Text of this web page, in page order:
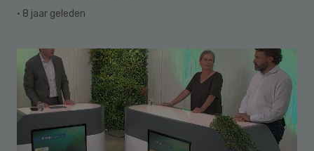
· 8 jaar geleden